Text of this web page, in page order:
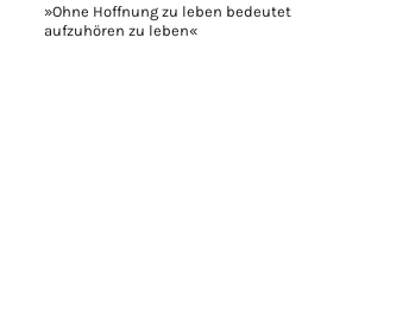
»Ohne Hoffnung zu leben bedeutet
aufzuhören zu leben«